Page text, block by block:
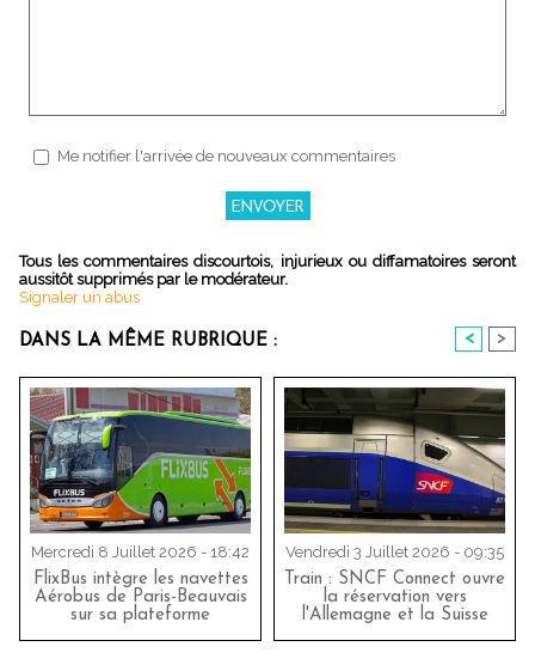
Me notifier l'arrivée de nouveaux commentaires
Tous les commentaires discourtois, injurieux ou diffamatoires seront
aussitôt supprimés par le modérateur.
Signaler un abus
DANS LA MÊME RUBRIQUE : < >
Mercredi 8 Juillet 2026 - 18:42
FlixBus intègre les navettes
Aérobus de Paris-Beauvais
sur sa plateforme
Vendredi 3 Juillet 2026 - 09:35
Train : SNCF Connect ouvre
la réservation vers
l'Allemagne et la Suisse